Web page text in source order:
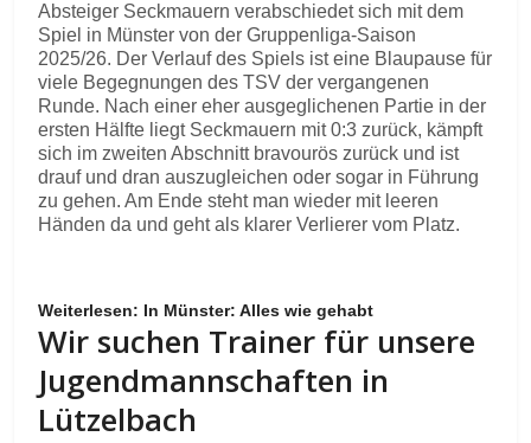
Absteiger Seckmauern verabschiedet sich mit dem
Spiel in Münster von der Gruppenliga-Saison
2025/26. Der Verlauf des Spiels ist eine Blaupause für
viele Begegnungen des TSV der vergangenen
Runde. Nach einer eher ausgeglichenen Partie in der
ersten Hälfte liegt Seckmauern mit 0:3 zurück, kämpft
sich im zweiten Abschnitt bravourös zurück und ist
drauf und dran auszugleichen oder sogar in Führung
zu gehen. Am Ende steht man wieder mit leeren
Händen da und geht als klarer Verlierer vom Platz.
Weiterlesen: In Münster: Alles wie gehabt
Wir suchen Trainer für unsere
Jugendmannschaften in
Lützelbach